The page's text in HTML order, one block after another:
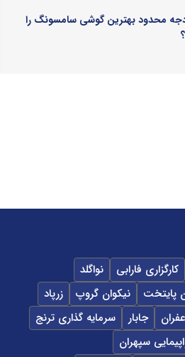
محدود بهترین گوشی سامسونگ را
کارگزاری فارابی
نواگلد
پایتخت نیکوان گروپ
زرپاد
جابار
سرمایه گذاری ترنج
سپهران